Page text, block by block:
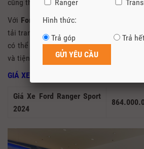
cũng thể thao.
Với Ford Ranger Wildtrak
quý vị có thể
tải trang bị như xe hạng sang, vừa có
có thể sử dụng để đi chơi như một
và tiện nghi.
GIÁ XE FORD RANGER SPORT 2024
Giá Xe Ford Ranger Sport
2024
Ranger
Hình thức:
Trả góp
Trả